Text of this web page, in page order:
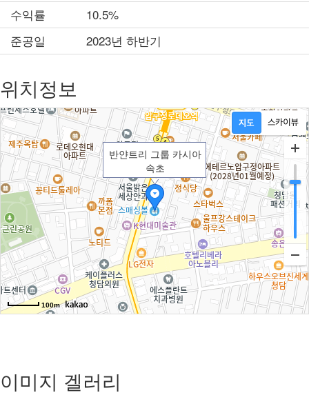
수익률
10.5%
준공일
2023년 하반기
위치정보
반얀트리 그룹 카시아
속초
100m
이미지 겔러리